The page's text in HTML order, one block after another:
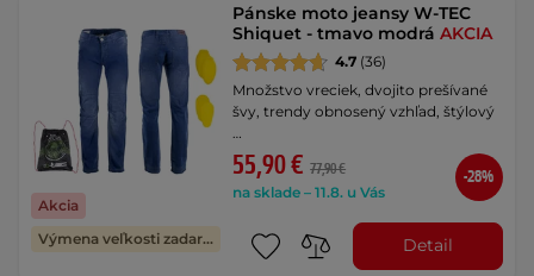
Akcia
Výmena veľkosti zadarmo
Pánske moto jeansy W-TEC
Shiquet - tmavo modráAKCIA
4.7 (36)
Množstvo vreciek, dvojito prešívané
švy, trendy obnosený vzhľad, štýlový
55,90 € 77,90 €
na sklade – 11.8. u Vás
-28%
Detail